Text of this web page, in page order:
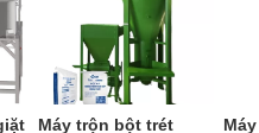
Máy trộn bột trét